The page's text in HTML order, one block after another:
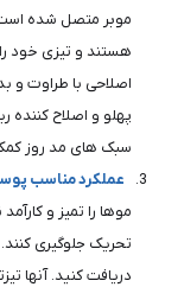
موبر متصل شده
هستند و تیزی خود
اصلاحی با طراوت و
پهلو و اصلاح
سبک های مد روز
عملکرد مناسب
موها را تمیز و
تحریک جلوگیری
دریافت کنید. آنها